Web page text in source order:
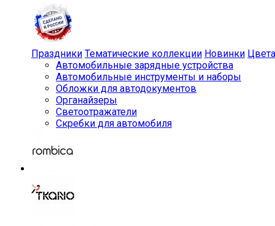
Праздники Тематические коллекции Новинки Цвета
Автомобильные зарядные устройства
Автомобильные инструменты и наборы
Обложки для автодокументов
Органайзеры
Светоотражатели
Скребки для автомобиля